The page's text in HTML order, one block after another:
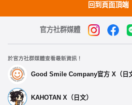
回到頁面頂端
官方社群媒體
於官方社群媒體查看最新資訊！
Good Smile Company官方 X（日
KAHOTAN X（日文）